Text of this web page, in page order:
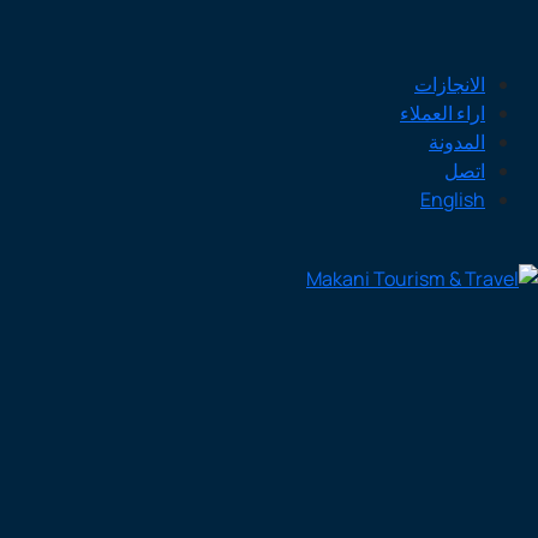
الانجازات
اراء العملاء
المدونة
اتصل
English